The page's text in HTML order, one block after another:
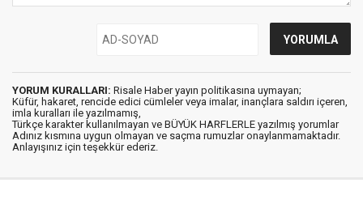
YORUM KURALLARI: Risale Haber yayın politikasına uymayan;
Küfür, hakaret, rencide edici cümleler veya imalar, inançlara saldırı içeren,
imla kuralları ile yazılmamış,
Türkçe karakter kullanılmayan ve BÜYÜK HARFLERLE yazılmış yorumlar
Adınız kısmına uygun olmayan ve saçma rumuzlar onaylanmamaktadır.
Anlayışınız için teşekkür ederiz.